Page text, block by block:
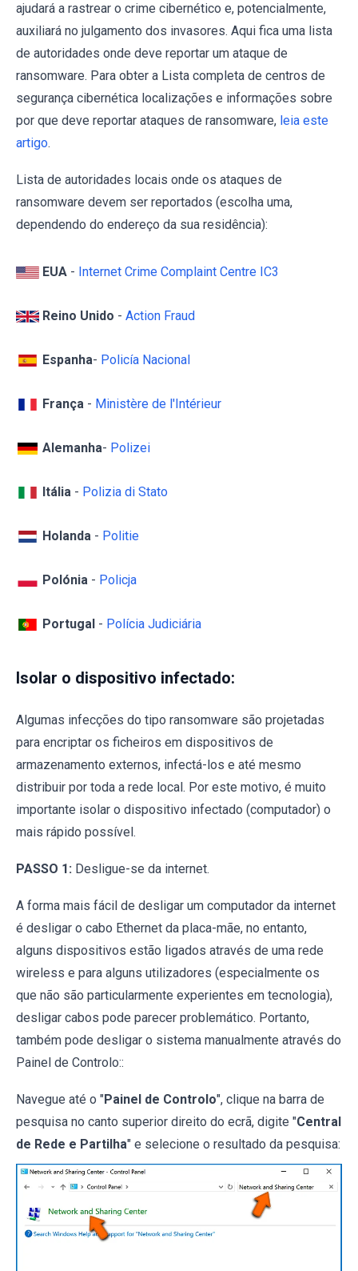
ajudará a rastrear o crime cibernético e, potencialmente,
auxiliará no julgamento dos invasores. Aqui fica uma lista
de autoridades onde deve reportar um ataque de
ransomware. Para obter a Lista completa de centros de
segurança cibernética localizações e informações sobre
por que deve reportar ataques de ransomware, leia este
artigo.
Lista de autoridades locais onde os ataques de
ransomware devem ser reportados (escolha uma,
dependendo do endereço da sua residência):
EUA - Internet Crime Complaint Centre IC3
Reino Unido - Action Fraud
Espanha- Policía Nacional
França - Ministère de l'Intérieur
Alemanha- Polizei
Itália - Polizia di Stato
Holanda - Politie
Polónia - Policja
Portugal - Polícia Judiciária
Isolar o dispositivo infectado:
Algumas infecções do tipo ransomware são projetadas
para encriptar os ficheiros em dispositivos de
armazenamento externos, infectá-los e até mesmo
distribuir por toda a rede local. Por este motivo, é muito
importante isolar o dispositivo infectado (computador) o
mais rápido possível.
PASSO 1: Desligue-se da internet.
A forma mais fácil de desligar um computador da internet
é desligar o cabo Ethernet da placa-mãe, no entanto,
alguns dispositivos estão ligados através de uma rede
wireless e para alguns utilizadores (especialmente os
que não são particularmente experientes em tecnologia),
desligar cabos pode parecer problemático. Portanto,
também pode desligar o sistema manualmente através do
Painel de Controlo::
Navegue até o "Painel de Controlo", clique na barra de
pesquisa no canto superior direito do ecrã, digite "Central
de Rede e Partilha" e selecione o resultado da pesquisa: